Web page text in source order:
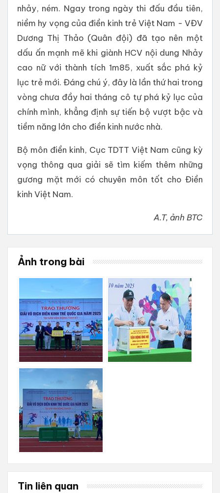
nhảy, ném. Ngay trong ngày thi đấu đầu tiên,
niềm hy vọng của điền kinh trẻ Việt Nam - VĐV
Dương Thị Thảo (Quân đội) đã tạo nên một
dấu ấn mạnh mẽ khi giành HCV nội dung Nhảy
cao nữ với thành tích 1m85, xuất sắc phá kỷ
lục trẻ mới. Đáng chú ý, đây là lần thứ hai trong
vòng chưa đầy hai tháng cô tự phá kỷ lục của
chính mình, khẳng định sự tiến bộ vượt bậc và
tiềm năng lớn cho điền kinh nước nhà.
Bộ môn điền kinh, Cục TDTT Việt Nam cũng kỳ
vọng thông qua giải sẽ tìm kiếm thêm những
gương mặt mới có chuyên môn tốt cho Điền
kinh Việt Nam.
A.T, ảnh BTC
Ảnh trong bài
Tin liên quan